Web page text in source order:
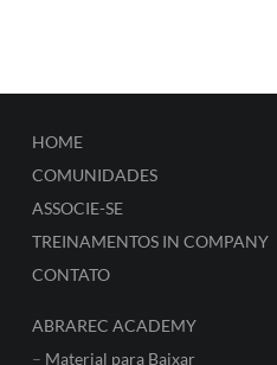
HOME
COMUNIDADES
ASSOCIE-SE
TREINAMENTOS IN COMPANY
CONTATO
ABRAREC ACADEMY
– Material para Baixar